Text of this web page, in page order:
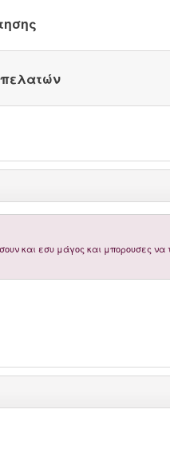
πελατών
και εσυ μάγος και μπορουσες να